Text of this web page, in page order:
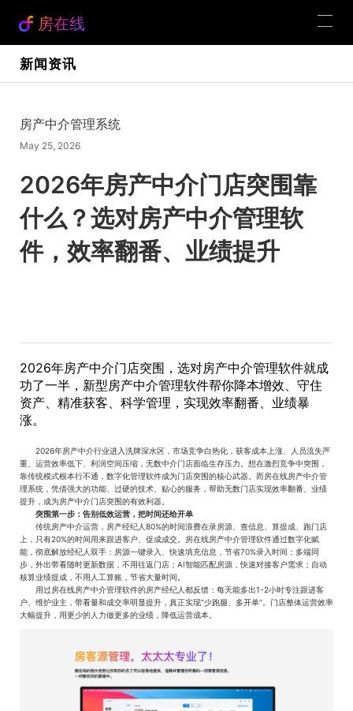
房在线
新闻资讯
房产中介管理系统
May 25, 2026
2026年房产中介门店突围靠
什么？选对房产中介管理软
件，效率翻番、业绩提升
2026年房产中介门店突围，选对房产中介管理软件就成
功了一半，新型房产中介管理软件帮你降本增效、守住
资产、精准获客、科学管理，实现效率翻番、业绩暴
涨。
2026年房产中介行业进入洗牌深水区，市场竞争白热化，获客成本上涨、人员流失严
重、运营效率低下、利润空间压缩，无数中介门店面临生存压力。想在激烈竞争中突围，
靠传统模式根本行不通，数字化管理软件成为门店突围的核心武器。而房在线房产中介管
理系统，凭借强大的功能、过硬的技术、贴心的服务，帮助无数门店实现效率翻番、业绩
提升，成为房产中介门店突围的有效利器。
突围第一步：告别低效运营，把时间还给开单
传统房产中介运营，房产经纪人80%的时间浪费在录房源、查信息、算提成、跑门店
上，只有20%的时间用来跟进客户、促成成交。房在线房产中介管理软件通过数字化赋
能，彻底解放经纪人双手：房源一键录入、快速填充信息，节省70%录入时间；多端同
步，外出带看随时更新数据，不用往返门店；AI智能匹配房源，快速对接客户需求；自动
核算业绩提成，不用人工算账，节省大量时间。
用过房在线房产中介管理软件的房产经纪人都反馈：每天能多出1-2小时专注跟进客
户、维护业主，带看量和成交率明显提升，真正实现“少跑腿、多开单”。门店整体运营效率
大幅提升，用更少的人力做更多的业绩，降低运营成本。